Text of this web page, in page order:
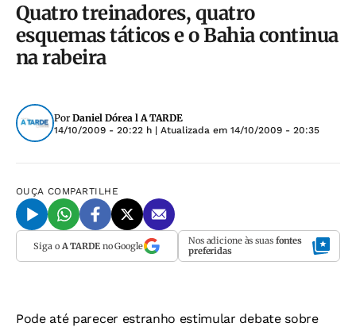
Quatro treinadores, quatro
esquemas táticos e o Bahia continua
na rabeira
Por Daniel Dórea l A TARDE
14/10/2009 - 20:22 h | Atualizada em 14/10/2009 - 20:35
OUÇA COMPARTILHE
Siga o A TARDEno Google Nos adicione às suas fontes
preferidas
Pode até parecer estranho estimular debate sobre